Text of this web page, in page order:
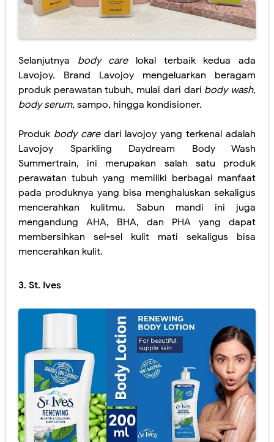
Selanjutnya body carelokal terbaik kedua ada
Lavojoy. Brand Lavojoy mengeluarkan beragam
produk perawatan tubuh, mulai dari dari body wash,
body serum, sampo, hingga kondisioner.
Produk body caredari lavojoy yang terkenal adalah
Lavojoy Sparkling Daydream Body Wash
Summertrain, ini merupakan salah satu produk
perawatan tubuh yang memiliki berbagai manfaat
pada produknya yang bisa menghaluskan sekaligus
mencerahkan kulitmu. Sabun mandi ini juga
mengandung AHA, BHA, dan PHA yang dapat
membersihkan sel-sel kulit mati sekaligus bisa
mencerahkan kulit.
3. St. Ives